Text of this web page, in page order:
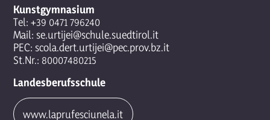
Kunstgymnasium
Tel: +39 0471 796240
Mail: se.urtijei@schule.suedtirol.it
PEC: scola.dert.urtijei@pec.prov.bz.it
St.Nr.: 80007480215
Landesberufsschule
www.laprufesciunela.it